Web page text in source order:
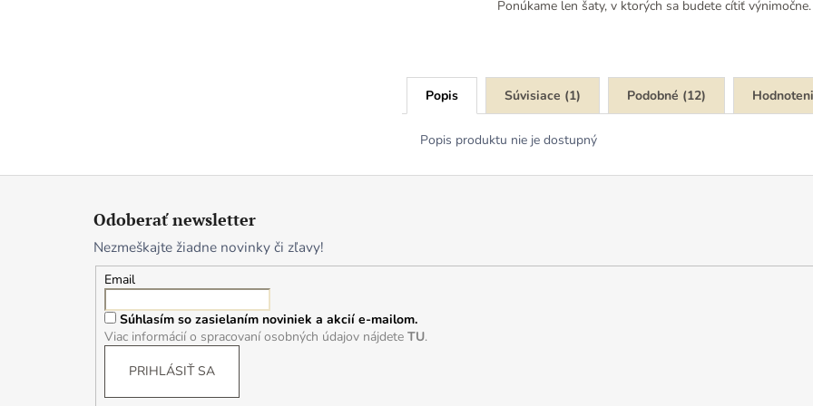
Ponúkame len šaty, v ktorých sa budete cítiť výnimočne.
Popis Súvisiace (1) Podobné (12)
Popis produktu nie je dostupný
Odoberať newsletter
Nezmeškajte žiadne novinky či zľavy!
Email
Súhlasím so zasielaním noviniek a akcií e-mailom.
Viac informácií o spracovaní osobných údajov nájdete TU.
PRIHLÁSIŤ SA